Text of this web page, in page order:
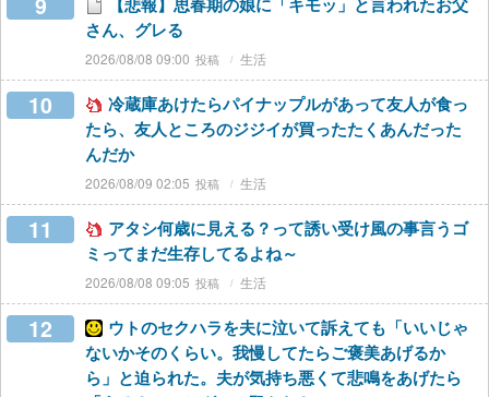
さん、グレる
2026/08/08 09:00 生活
10
冷蔵庫あけたらパイナップルがあって友人が食っ
たら、友人ところのジジイが買ったたくあんだった
んだか
2026/08/09 02:05 生活
11
アタシ何歳に見える？って誘い受け風の事言うゴ
ミってまだ生存してるよね～
2026/08/08 09:05 生活
12
ウトのセクハラを夫に泣いて訴えても「いいじゃ
ないかそのくらい。我慢してたらご褒美あげるか
ら」と迫られた。夫が気持ち悪くて悲鳴をあげたら